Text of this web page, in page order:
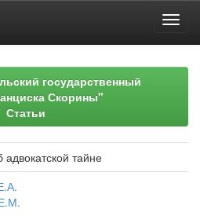
государственный
Скорины"
Статьи
адвокатской тайне